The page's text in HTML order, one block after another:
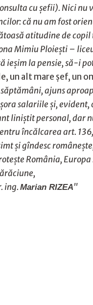
cu şefii). Nici
că nu am fost
atitudine de
Mimiu Ploieşti –
ieşim la pensie, să-i
un alt mare şef, un
ajuns
salariile şi,
liniştit personal, dar
încălcarea art.
şi gîndesc
România,
ing. Marian RIZEA"